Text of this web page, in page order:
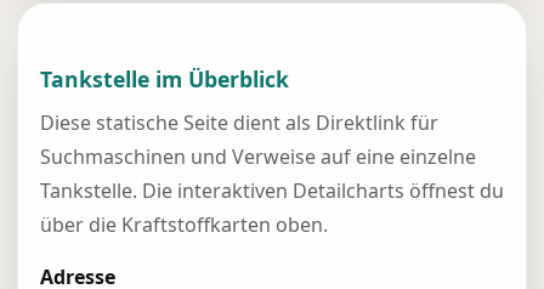
Tankstelle im Überblick
Diese statische Seite dient als Direktlink für
Suchmaschinen und Verweise auf eine einzelne
Tankstelle. Die interaktiven Detailcharts öffnest du
über die Kraftstoffkarten oben.
Adresse